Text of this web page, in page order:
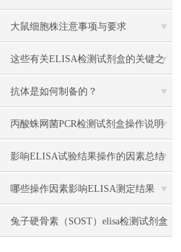
估？
大鼠细胞株注意事项与要求
这些有关ELISA检测试剂盒的关键之
处，你一定要知道
抗体是如何制备的？
丙酸蛛网菌PCR检测试剂盒操作说明
影响ELISA试验结果操作的因素总结
哪些操作因素影响ELISA测定结果
兔子硬骨素（SOST）elisa检测试剂盒